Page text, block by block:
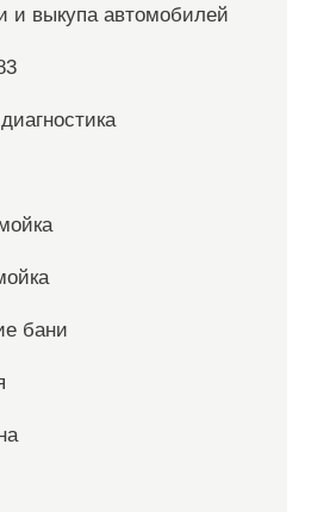
и выкупа автомобилей
бани